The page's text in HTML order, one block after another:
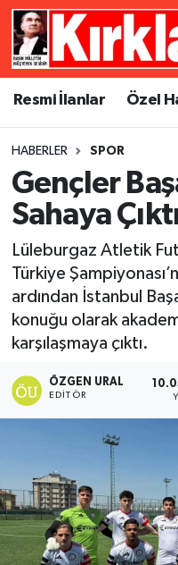
Resmi İlanlar Özel
HABERLER SPOR
Gençler
Sahaya
Lüleburgaz Atletik
Türkiye
ardından İstanbul
konuğu olarak
karşılaşmaya çıktı.
ÖZGEN URAL
EDITÖR
Resmi İlanlar
Gündem
Ekonomi
Siyaset
Spor
Asayiş
Dünya
Eğitim
Kültür Sanat
Magazin
Medya
Sağlık
Künye
Gizlilik Sözleşmesi
Merkez Nöbetçi
Merkez Trafik
Süper Lig Puan
Tüm Manşetler
Son Dakika
Haber Arşivi